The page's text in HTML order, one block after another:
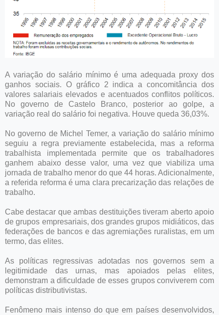
A variação do salário mínimo é uma adequada proxy dos
ganhos sociais. O gráfico 2 indica a concomitância dos
valores salariais elevados e acentuados conflitos políticos.
No governo de Castelo Branco, posterior ao golpe, a
variação real do salário foi negativa. Houve queda 36,03%.
No governo de Michel Temer, a variação do salário mínimo
seguiu a regra previamente estabelecida, mas a reforma
trabalhista implementada permite que os trabalhadores
ganhem abaixo desse valor, uma vez que viabiliza uma
jornada de trabalho menor do que 44 horas. Adicionalmente,
a referida reforma é uma clara precarização das relações de
trabalho.
Cabe destacar que ambas destituições tiveram aberto apoio
de grupos empresariais, dos grandes grupos midiáticos, das
federações de bancos e das agremiações ruralistas, em um
termo, das elites.
As políticas regressivas adotadas nos governos sem a
legitimidade das urnas, mas apoiados pelas elites,
demonstram a dificuldade de esses grupos conviverem com
políticas distributivistas.
Fenômeno mais intenso do que em países desenvolvidos,